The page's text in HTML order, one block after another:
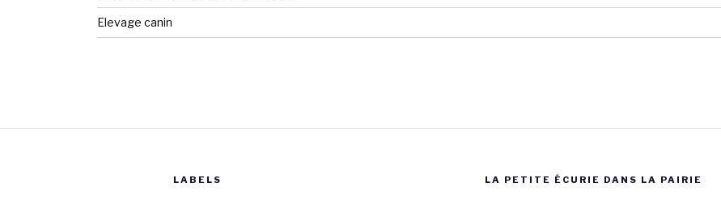
Elevage canin
LABELS LA PETITE ÉCURIE DANS LA PAIRIE